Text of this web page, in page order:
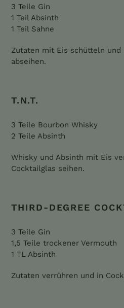
3 Teile Gin
1 Teil Absinth
1 Teil Sahne
Zutaten mit Eis schütteln und
abseihen.
T.N.T.
3 Teile Bourbon Whisky
2 Teile Absinth
Whisky und Absinth mit Eis
Cocktailglas seihen.
THIRD-DEGREE
3 Teile Gin
1,5 Teile trockener Vermouth
1 TL Absinth
Zutaten verrühren und in